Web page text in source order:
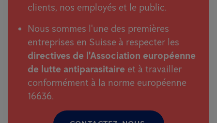
clients, nos employés et le public.
Nous sommes l'une des premières
entreprises en Suisse à respecter les
directives de l'Association européenne
de lutte antiparasitaire et à travailler
conformément à la norme européenne
16636.